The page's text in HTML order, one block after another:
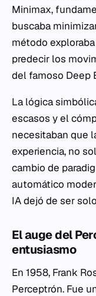
Minimax,
buscaba
método
predecir los
del famoso Deep
La lógica
escasos y el
necesitaban que
experiencia, no
cambio de
automático
IA dejó de ser
El auge del
entusiasmo
En 1958, Frank
Perceptrón. Fue